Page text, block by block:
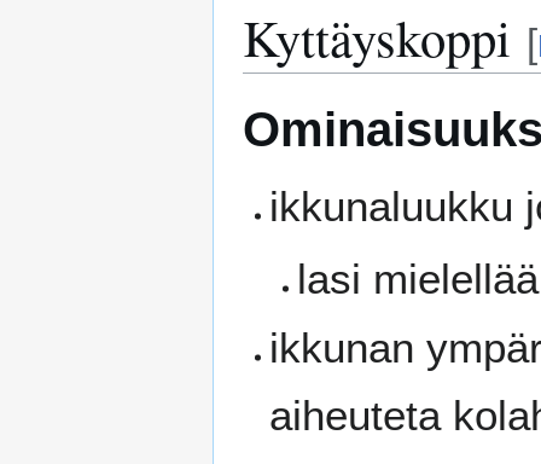
Kyttäyskoppi [
ikkunaluukku
lasi
ikkunan
aiheuteta